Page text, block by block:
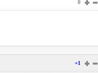
0
+1